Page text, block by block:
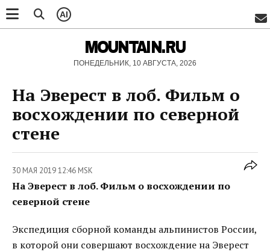
AI
MOUNTAIN.RU
ПОНЕДЕЛЬНИК, 10 АВГУСТА, 2026
На Эверест в лоб. Фильм о
восхождении по северной
стене
30 МАЯ 2019 12:46 MSK
На Эверест в лоб. Фильм о восхождении по
северной стене
Экспедиция сборной команды альпинистов России,
в которой они совершают восхождение на Эверест